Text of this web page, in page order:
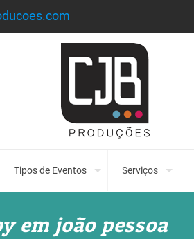
Tipos de Eventos Serviços
em joão pessoa